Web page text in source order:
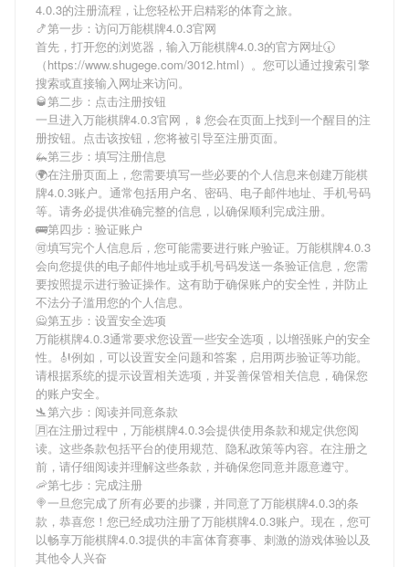
4.0.3的注册流程，让您轻松开启精彩的体育之旅。
🍤第一步：访问万能棋牌4.0.3官网
首先，打开您的浏览器，输入万能棋牌4.0.3的官方网址🕢
（https://www.shugege.com/3012.html）。您可以通过搜索引擎
搜索或直接输入网址来访问。
🥃第二步：点击注册按钮
一旦进入万能棋牌4.0.3官网，🍢您会在页面上找到一个醒目的注
册按钮。点击该按钮，您将被引导至注册页面。
🦗第三步：填写注册信息
🌍在注册页面上，您需要填写一些必要的个人信息来创建万能棋
牌4.0.3账户。通常包括用户名、密码、电子邮件地址、手机号码
等。请务必提供准确完整的信息，以确保顺利完成注册。
🚌第四步：验证账户
🉑填写完个人信息后，您可能需要进行账户验证。 万能棋牌4.0.3
会向您提供的电子邮件地址或手机号码发送一条验证信息，您需
要按照提示进行验证操作。这有助于确保账户的安全性，并防止
不法分子滥用您的个人信息。
🙅第五步：设置安全选项
万能棋牌4.0.3通常要求您设置一些安全选项，以增强账户的安全
性。🎻例如，可以设置安全问题和答案，启用两步验证等功能。
请根据系统的提示设置相关选项，并妥善保管相关信息，确保您
的账户安全。
🛬第六步：阅读并同意条款
🈷在注册过程中， 万能棋牌4.0.3会提供使用条款和规定供您阅
读。这些条款包括平台的使用规范、隐私政策等内容。在注册之
前，请仔细阅读并理解这些条款，并确保您同意并愿意遵守。
🦐第七步：完成注册
🍭一旦您完成了所有必要的步骤，并同意了万能棋牌4.0.3的条
款，恭喜您！您已经成功注册了万能棋牌4.0.3账户。现在，您可
以畅享万能棋牌4.0.3提供的丰富体育赛事、刺激的游戏体验以及
其他令人兴奋